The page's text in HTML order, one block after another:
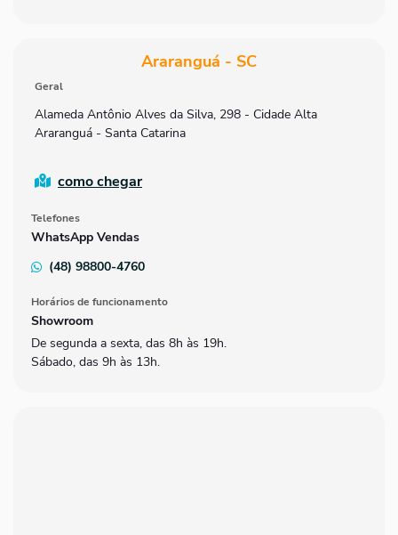
Araranguá - SC
Geral
Alameda Antônio Alves da Silva, 298 - Cidade Alta
Araranguá - Santa Catarina
como chegar
Telefones
WhatsApp Vendas
(48) 98800-4760
Horários de funcionamento
Showroom
De segunda a sexta, das 8h às 19h.
Sábado, das 9h às 13h.